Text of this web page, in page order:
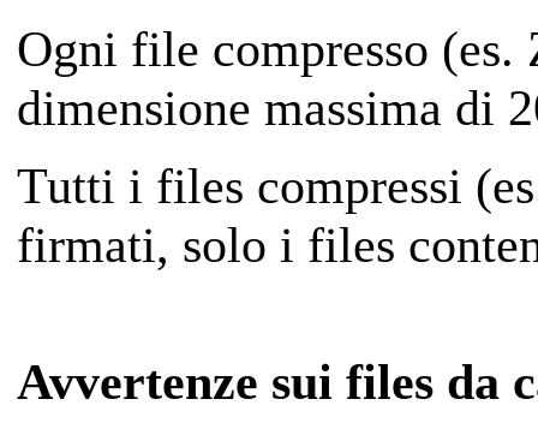
Ogni file compresso (es.
dimensione massima di
Tutti i files compressi
firmati, solo i files
Avvertenze sui files da